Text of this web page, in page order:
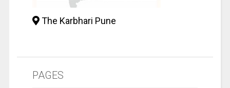
The Karbhari Pune
PAGES